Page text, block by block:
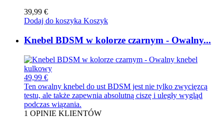
39,99 €
Dodaj do koszyka Koszyk
Knebel BDSM w kolorze czarnym - Owalny...
49,99 €
Ten owalny knebel do ust BDSM jest nie tylko zwycięzcą
testu, ale także zapewnia absolutną ciszę i uległy wygląd
podczas wiązania.
1 OPINIE KLIENTÓW